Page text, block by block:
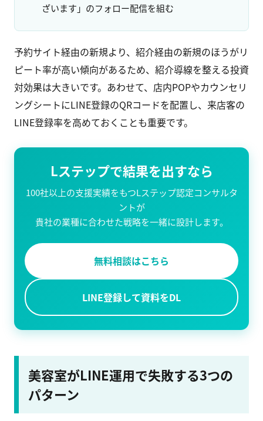
ざいます」のフォロー配信を組む
予約サイト経由の新規より、紹介経由の新規のほうがリ
ピート率が高い傾向があるため、紹介導線を整える投資
対効果は大きいです。あわせて、店内POPやカウンセリ
ングシートにLINE登録のQRコードを配置し、来店客の
LINE登録率を高めておくことも重要です。
Lステップで結果を出すなら
100社以上の支援実績をもつLステップ認定コンサルタ
ントが
貴社の業種に合わせた戦略を一緒に設計します。
無料相談はこちら
LINE登録して資料をDL
美容室がLINE運用で失敗する3つの
パターン